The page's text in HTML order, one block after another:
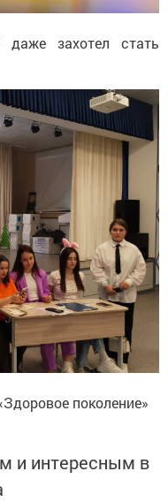
захотел стать
поколение»
и интересным в